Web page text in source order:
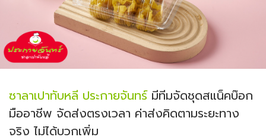
ซาลาเปาทับหลี ประกายจันทร์มีทีมจัดชุดสแน็คบ๊อก
มืออาชีพ จัดส่งตรงเวลา ค่าส่งคิดตามระยะทาง
จริง ไม่ได้บวกเพิ่ม